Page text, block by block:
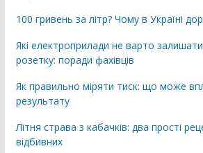
100 гривень за літр? Чому в Україні
Які електроприлади не варто
розетку: поради фахівців
Як правильно міряти тиск: що може
результату
Літня страва з кабачків: два прості
відбивних